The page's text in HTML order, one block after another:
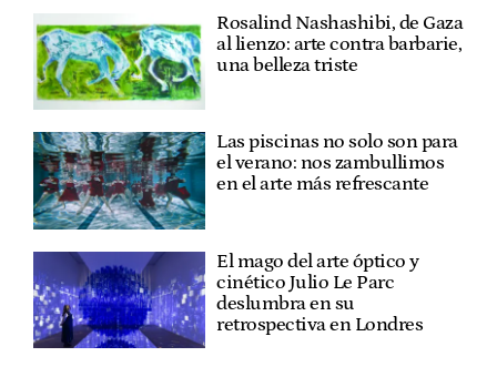
Rosalind Nashashibi, de Gaza
al lienzo: arte contra barbarie,
una belleza triste
Las piscinas no solo son para
el verano: nos zambullimos
en el arte más refrescante
El mago del arte óptico y
cinético Julio Le Parc
deslumbra en su
retrospectiva en Londres